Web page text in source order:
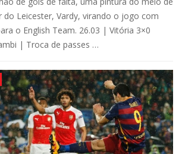
Leicester, Vardy, virando o jogo com
o English Team. 26.03 | Vitória 3×0
| Troca de passes …